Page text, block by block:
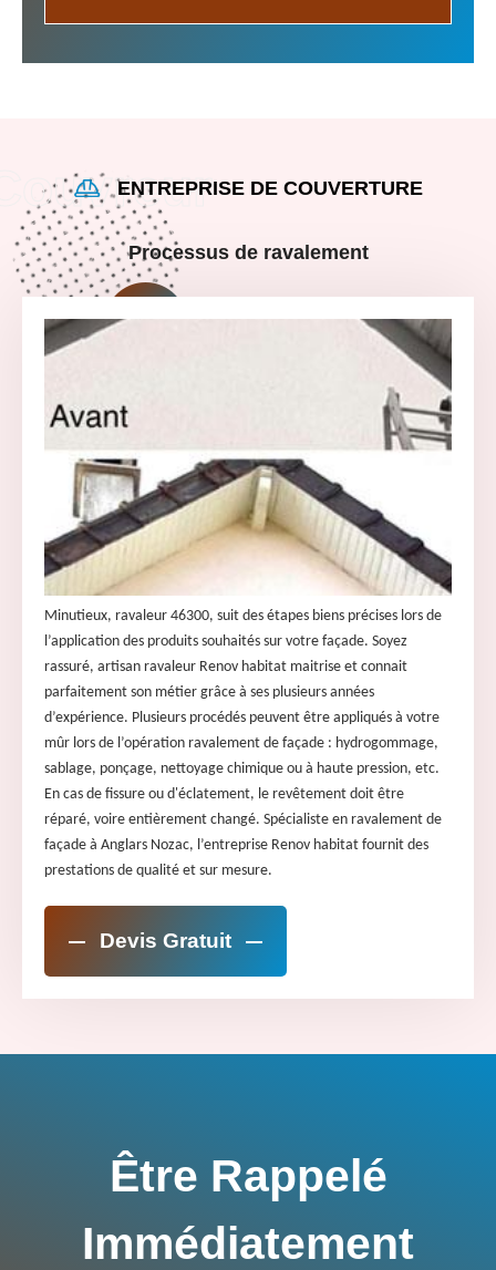
ENTREPRISE DE COUVERTURE
Processus de ravalement
Minutieux, ravaleur 46300, suit des étapes biens précises lors de
l’application des produits souhaités sur votre façade. Soyez
rassuré, artisan ravaleur Renov habitat maitrise et connait
parfaitement son métier grâce à ses plusieurs années
d’expérience. Plusieurs procédés peuvent être appliqués à votre
mûr lors de l’opération ravalement de façade : hydrogommage,
sablage, ponçage, nettoyage chimique ou à haute pression, etc.
En cas de fissure ou d'éclatement, le revêtement doit être
réparé, voire entièrement changé. Spécialiste en ravalement de
façade à Anglars Nozac, l’entreprise Renov habitat fournit des
prestations de qualité et sur mesure.
Devis Gratuit
Être Rappelé
Immédiatement